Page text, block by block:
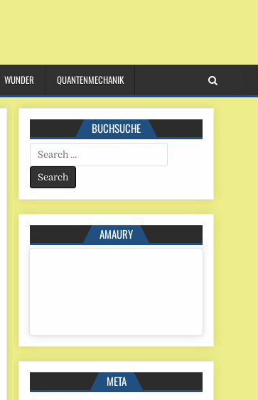
WUNDER QUANTENMECHANIK
BUCHSUCHE
Search
for:
AMAURY
META